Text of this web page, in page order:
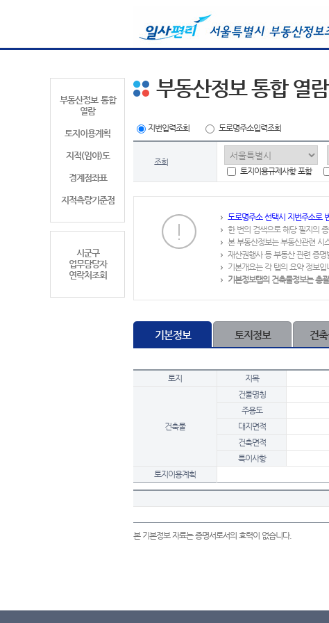
부동산정보 통합
열람
토지이용계획
지적(임야)도
경계점좌표
지적측량기준점
시군구
업무담당자
연락처조회
부동산정보 통합 열람
지번입력조회 도로명주소입력조회
조회
토지이용규제사항 포함
도로명주소 선택시 지번주소로
한 번의 검색으로 해당 필지의
본 부동산정보는 부동산관련 시
재산권행사 등 부동산 관련 증
기본개요는 각 탭의 요약 정보입
기본정보탭의 건축물정보는 총
기본정보 토지정보 건
토지 지목
건축물
건물명칭
주용도
대지면적
건축면적
특이사항
토지이용계획
본 기본정보 자료는 증명서로서의 효력이 없습니다.